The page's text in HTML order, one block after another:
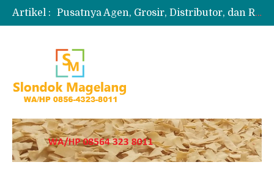
Artikel :
Pusatnya Agen, Grosir, Distributor, dan Reseller Puyur Koin
Produksi Slondok
Jual Puyur Koin Mentah 1 Ball 5 kg